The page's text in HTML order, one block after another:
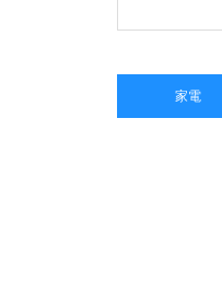
家電